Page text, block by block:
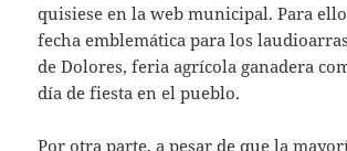
quisiese en la web municipal. Para
fecha emblemática para los
de Dolores, feria agrícola ganadera
día de fiesta en el pueblo.
Por otra parte, a pesar de que la